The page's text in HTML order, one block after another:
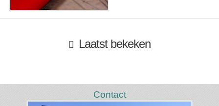
Laatst bekeken
Contact